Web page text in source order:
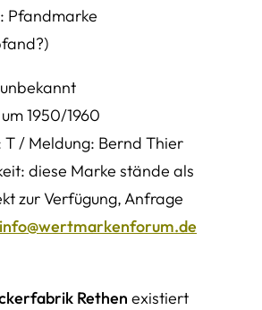
Pfandmarke
1950/1960
T / Meldung: Bernd Thier
diese Marke stände als
zur Verfügung, Anfrage
info@wertmarkenforum.de
Rethen existiert